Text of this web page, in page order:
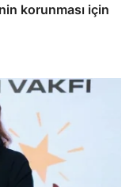
korunması için